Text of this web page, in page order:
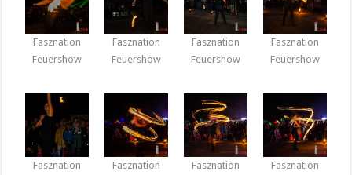
Fasznation
Feuershow
Fasznation
Feuershow
Fasznation
Feuershow
Fasznation
Feuershow
Fasznation
Fasznation
Fasznation
Fasznation